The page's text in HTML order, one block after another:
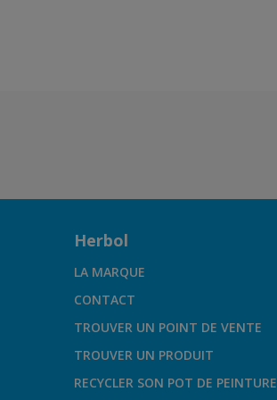
Herbol
LA MARQUE
CONTACT
TROUVER UN POINT DE VENTE
TROUVER UN PRODUIT
RECYCLER SON POT DE PEINTURE